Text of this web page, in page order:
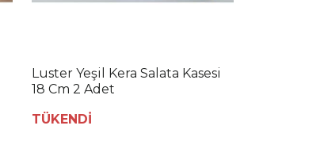
Luster Yeşil Kera Salata Kasesi
18 Cm 2 Adet
TÜKENDİ